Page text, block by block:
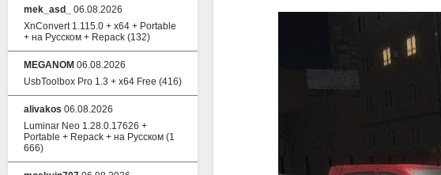
mek_asd_
06.08.2026
XnConvert 1.115.0 + x64 + Portable
+ на Русском + Repack (132)
MEGANOM 06.08.2026
UsbToolbox Pro 1.3 + x64 Free (416)
alivakos 06.08.2026
Luminar Neo 1.28.0.17626 +
Portable + Repack + на Русском (1
666)